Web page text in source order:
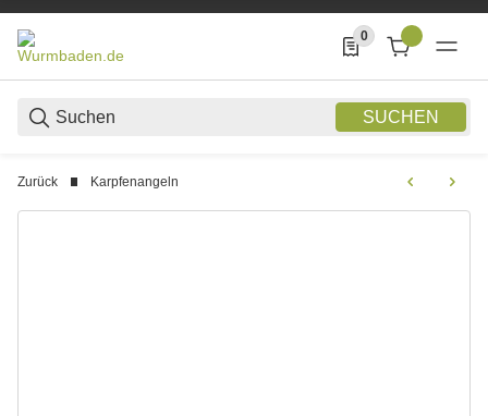
SUCHEN
0
0 Produkte in der
Zurück Karpfenangeln